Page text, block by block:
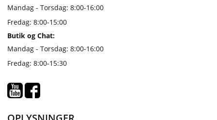
Mandag - Torsdag: 8:00-16:00
Fredag: 8:00-15:00
Butik og Chat:
Mandag - Torsdag: 8:00-16:00
Fredag: 8:00-15:30